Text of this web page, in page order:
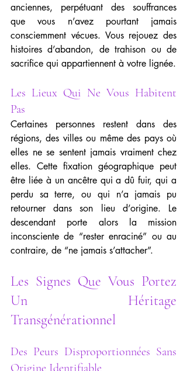
anciennes, perpétuant des souffrances
que vous n’avez pourtant jamais
consciemment vécues. Vous rejouez des
histoires d’abandon, de trahison ou de
sacrifice qui appartiennent à votre lignée.
Les Lieux Qui Ne Vous Habitent
Pas
Certaines personnes restent dans des
régions, des villes ou même des pays où
elles ne se sentent jamais vraiment chez
elles. Cette fixation géographique peut
être liée à un ancêtre qui a dû fuir, qui a
perdu sa terre, ou qui n’a jamais pu
retourner dans son lieu d’origine. Le
descendant porte alors la mission
inconsciente de “rester enraciné” ou au
contraire, de “ne jamais s’attacher”.
Les Signes Que Vous Portez
Un Héritage
Transgénérationnel
Des Peurs Disproportionnées Sans
Origine Identifiable